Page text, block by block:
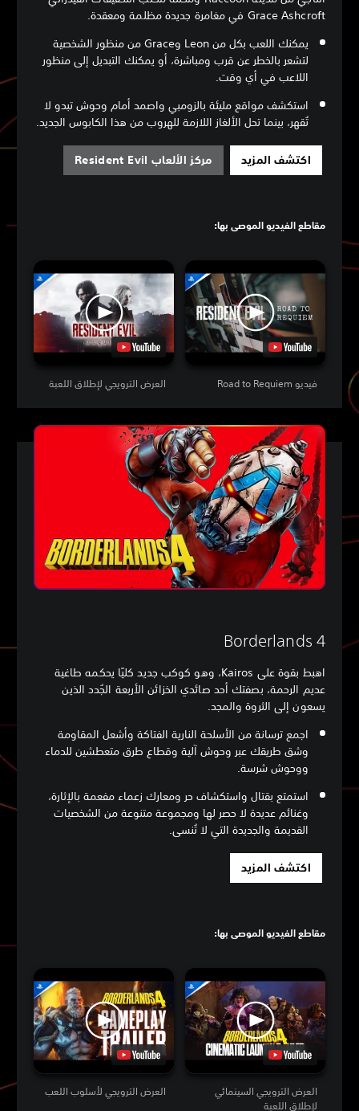
Grace Ashcroft في مغامرة جديدة مظلمة ومعقدة.
يمكنك اللعب بكل من Leon وGrace من منظور الشخصية
لتشعر بالخطر عن قرب ومباشرة، أو يمكنك التبديل إلى منظور
اللاعب في أي وقت.
استكشف مواقع مليئة بالزومبي واصمد أمام وحوش تبدو لا
تُقهر، بينما تحل الألغاز اللازمة للهروب من هذا الكابوس الجديد.
اكتشف المزيد مركز الألعاب Resident Evil
مقاطع الفيديو الموصى بها:
العرض الترويجي لإطلاق اللعبة فيديو Road to Requiem
Borderlands 4
اهبط بقوة على Kairos، وهو كوكب جديد كليًا يحكمه طاغية
عديم الرحمة، بصفتك أحد صائدي الخزائن الأربعة الجُدد الذين
يسعون إلى الثروة والمجد.
اجمع ترسانة من الأسلحة النارية الفتاكة وأشعل المقاومة
وشق طريقك عبر وحوش آلية وقطاع طرق متعطشين للدماء
ووحوش شرسة.
استمتع بقتال واستكشاف حر ومعارك زعماء مفعمة بالإثارة،
وغنائم عديدة لا حصر لها ومجموعة متنوعة من الشخصيات
القديمة والجديدة التي لا تُنسى.
اكتشف المزيد
مقاطع الفيديو الموصى بها:
العرض الترويجي لأسلوب اللعب
العرض الترويجي السينمائي
لإطلاق اللعبة